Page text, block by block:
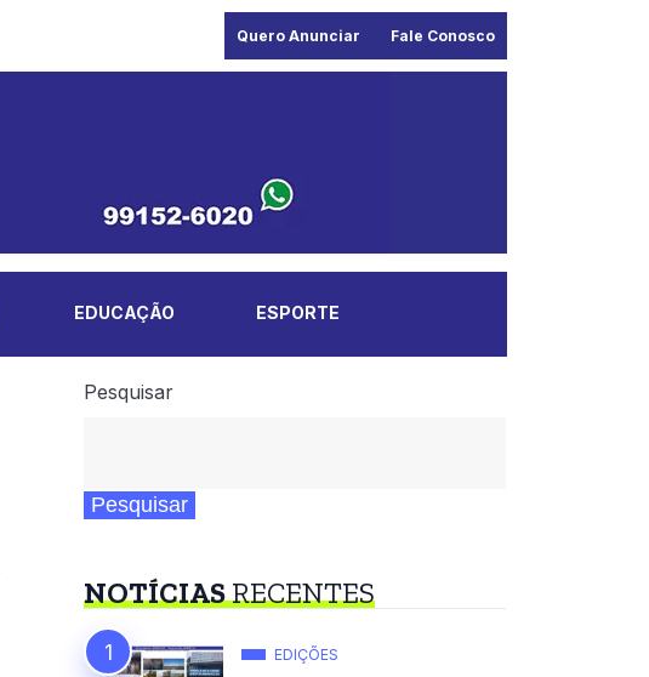
Quero Anunciar Fale Conosco
EDUCAÇÃO ESPORTE
Pesquisar
Pesquisar
NOTÍCIASRECENTES
EDIÇÕES